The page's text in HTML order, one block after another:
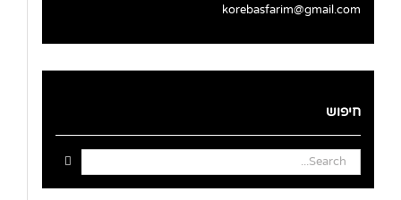
korebasfarim@gmail.com
חיפוש
Search
for: